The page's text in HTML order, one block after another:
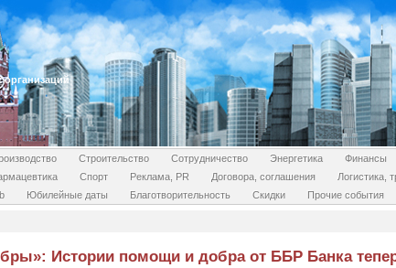
Строительство Сотрудничество Энергетика Финансы
Спорт Реклама, PR Договора, соглашения Логистика,
Юбилейные даты Благотворительность Скидки Прочие события
Истории помощи и добра от ББР Банка